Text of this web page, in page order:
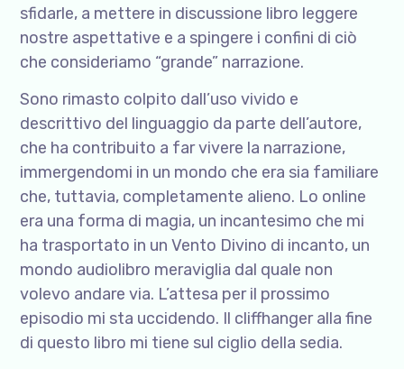
sfidarle, a mettere in discussione libro leggere
nostre aspettative e a spingere i confini di ciò
che consideriamo “grande” narrazione.
Sono rimasto colpito dall’uso vivido e
descrittivo del linguaggio da parte dell’autore,
che ha contribuito a far vivere la narrazione,
immergendomi in un mondo che era sia familiare
che, tuttavia, completamente alieno. Lo online
era una forma di magia, un incantesimo che mi
ha trasportato in un Vento Divino di incanto, un
mondo audiolibro meraviglia dal quale non
volevo andare via. L’attesa per il prossimo
episodio mi sta uccidendo. Il cliffhanger alla fine
di questo libro mi tiene sul ciglio della sedia.